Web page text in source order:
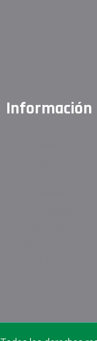
Información